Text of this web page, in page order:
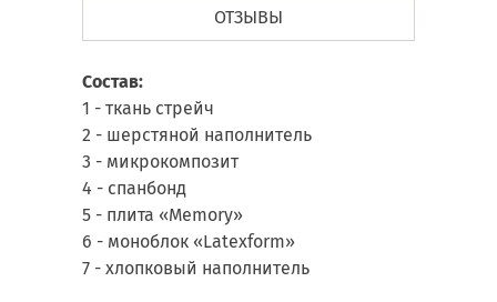
ОТЗЫВЫ
Состав:
1 - ткань стрейч
2 - шерстяной наполнитель
3 - микрокомпозит
4 - спанбонд
5 - плита «Memory»
6 - моноблок «Latexform»
7 - хлопковый наполнитель